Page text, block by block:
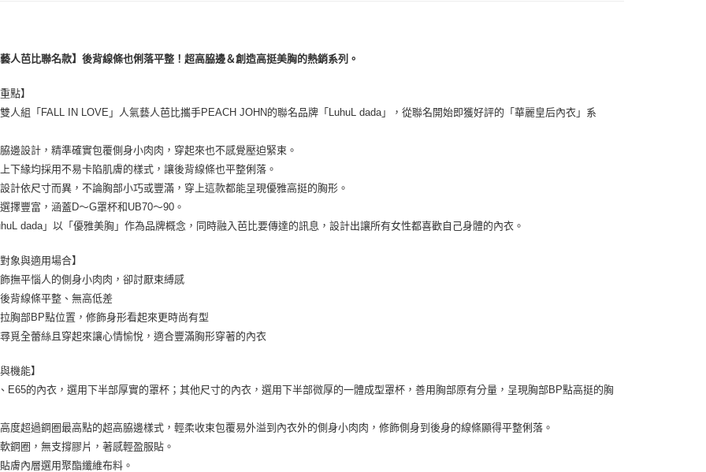
人芭比聯名款】後背線條也俐落平整！超高脇邊＆創造高挺美胸的熱銷系列。
點】
人組「FALL IN LOVE」人氣藝人芭比攜手PEACH JOHN的聯名品牌「LuhuL dada」，從聯名開始即獲好評的「華麗皇后內衣」系
邊設計，精準確實包覆側身小肉肉，穿起來也不感覺壓迫緊束。
下緣均採用不易卡陷肌膚的樣式，讓後背線條也平整俐落。
計依尺寸而異，不論胸部小巧或豐滿，穿上這款都能呈現優雅高挺的胸形。
擇豐富，涵蓋D～G罩杯和UB70～90。
dada」以「優雅美胸」作為品牌概念，同時融入芭比要傳達的訊息，設計出讓所有女性都喜歡自己身體的內衣。
象與適用場合】
撫平惱人的側身小肉肉，卻討厭束縛感
背線條平整、無高低差
胸部BP點位置，修飾身形看起來更時尚有型
覓全蕾絲且穿起來讓心情愉悅，適合豐滿胸形穿著的內衣
機能】
E65的內衣，選用下半部厚實的罩杯；其他尺寸的內衣，選用下半部微厚的一體成型罩杯，善用胸部原有分量，呈現胸部BP點高挺的胸
度超過鋼圈最高點的超高脇邊樣式，輕柔收束包覆易外溢到內衣外的側身小肉肉，修飾側身到後身的線條顯得平整俐落。
鋼圈，無支撐膠片，著感輕盈服貼。
膚內層選用聚酯纖維布料。